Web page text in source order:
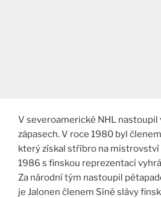
V severoamerické NHL nastoupil
zápasech. V roce 1980 byl
který získal stříbro na mistrovství
1986 s finskou reprezentací
Za národní tým nastoupil
je Jalonen členem Síně slávy